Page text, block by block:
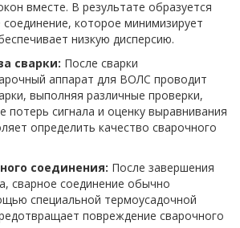
вместе. В результате образуется
которое минимизирует
низкую дисперсию.
сварки: После сварки
аппарат для ВОЛС проводит
выполняя различные проверки,
потерь сигнала и оценку выравнивания
определить качество сварочного
соединения: После завершения
сварное соединение обычно
специальной термоусадочной
повреждение сварочного